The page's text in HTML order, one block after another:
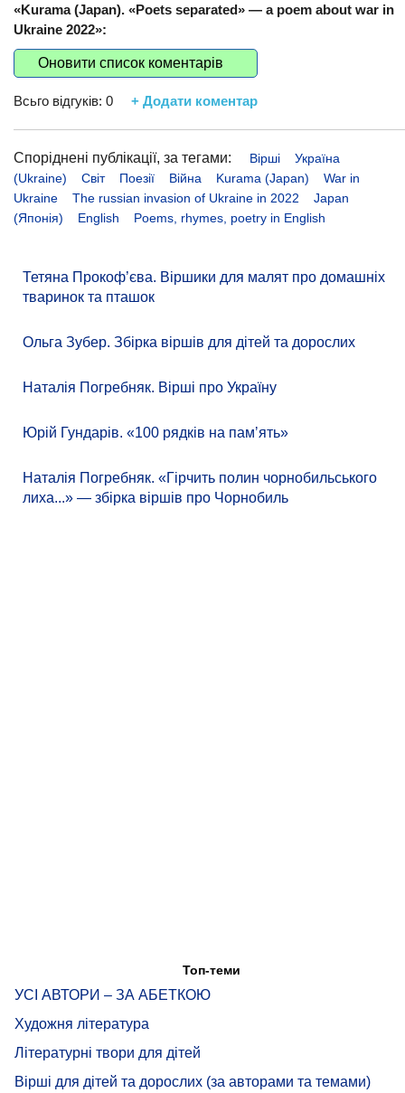
«Kurama (Japan). «Poets separated» — a poem about war in
Ukraine 2022»:
Оновити список коментарів
Всьго відгуків: 0 + Додати коментар
Споріднені публікації, за тегами: Вірші
Україна
(Ukraine)
Світ Поезії Війна Kurama (Japan)
War in
Ukraine
The russian invasion of Ukraine in 2022
Japan
(Японія)
English Poems, rhymes, poetry in English
Тетяна Прокоф’єва. Віршики для малят про домашніх
тваринок та пташок
Ольга Зубер. Збірка віршів для дітей та дорослих
Наталія Погребняк. Вірші про Україну
Юрій Гундарів. «100 рядків на памʼять»
Наталія Погребняк. «Гірчить полин чорнобильського
лиха...» — збірка віршів про Чорнобиль
Топ-теми
УСІ АВТОРИ – ЗА АБЕТКОЮ
Художня література
Літературні твори для дітей
Вірші для дітей та дорослих (за авторами та темами)